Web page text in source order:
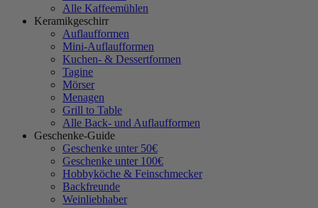
Alle Kaffeemühlen
Keramikgeschirr
Auflaufformen
Mini-Auflaufformen
Kuchen- & Dessertformen
Tagine
Mörser
Menagen
Grill to Table
Alle Back- und Auflaufformen
Geschenke-Guide
Geschenke unter 50€
Geschenke unter 100€
Hobbyköche & Feinschmecker
Backfreunde
Weinliebhaber